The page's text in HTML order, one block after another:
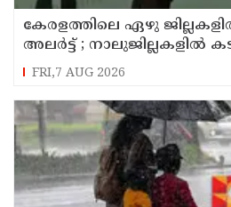
കേരളത്തിലെ ഏഴു
അലർട്ട് ; നാലുജില്ലകളിൽ
സാധ്യത
FRI,7 AUG 2026